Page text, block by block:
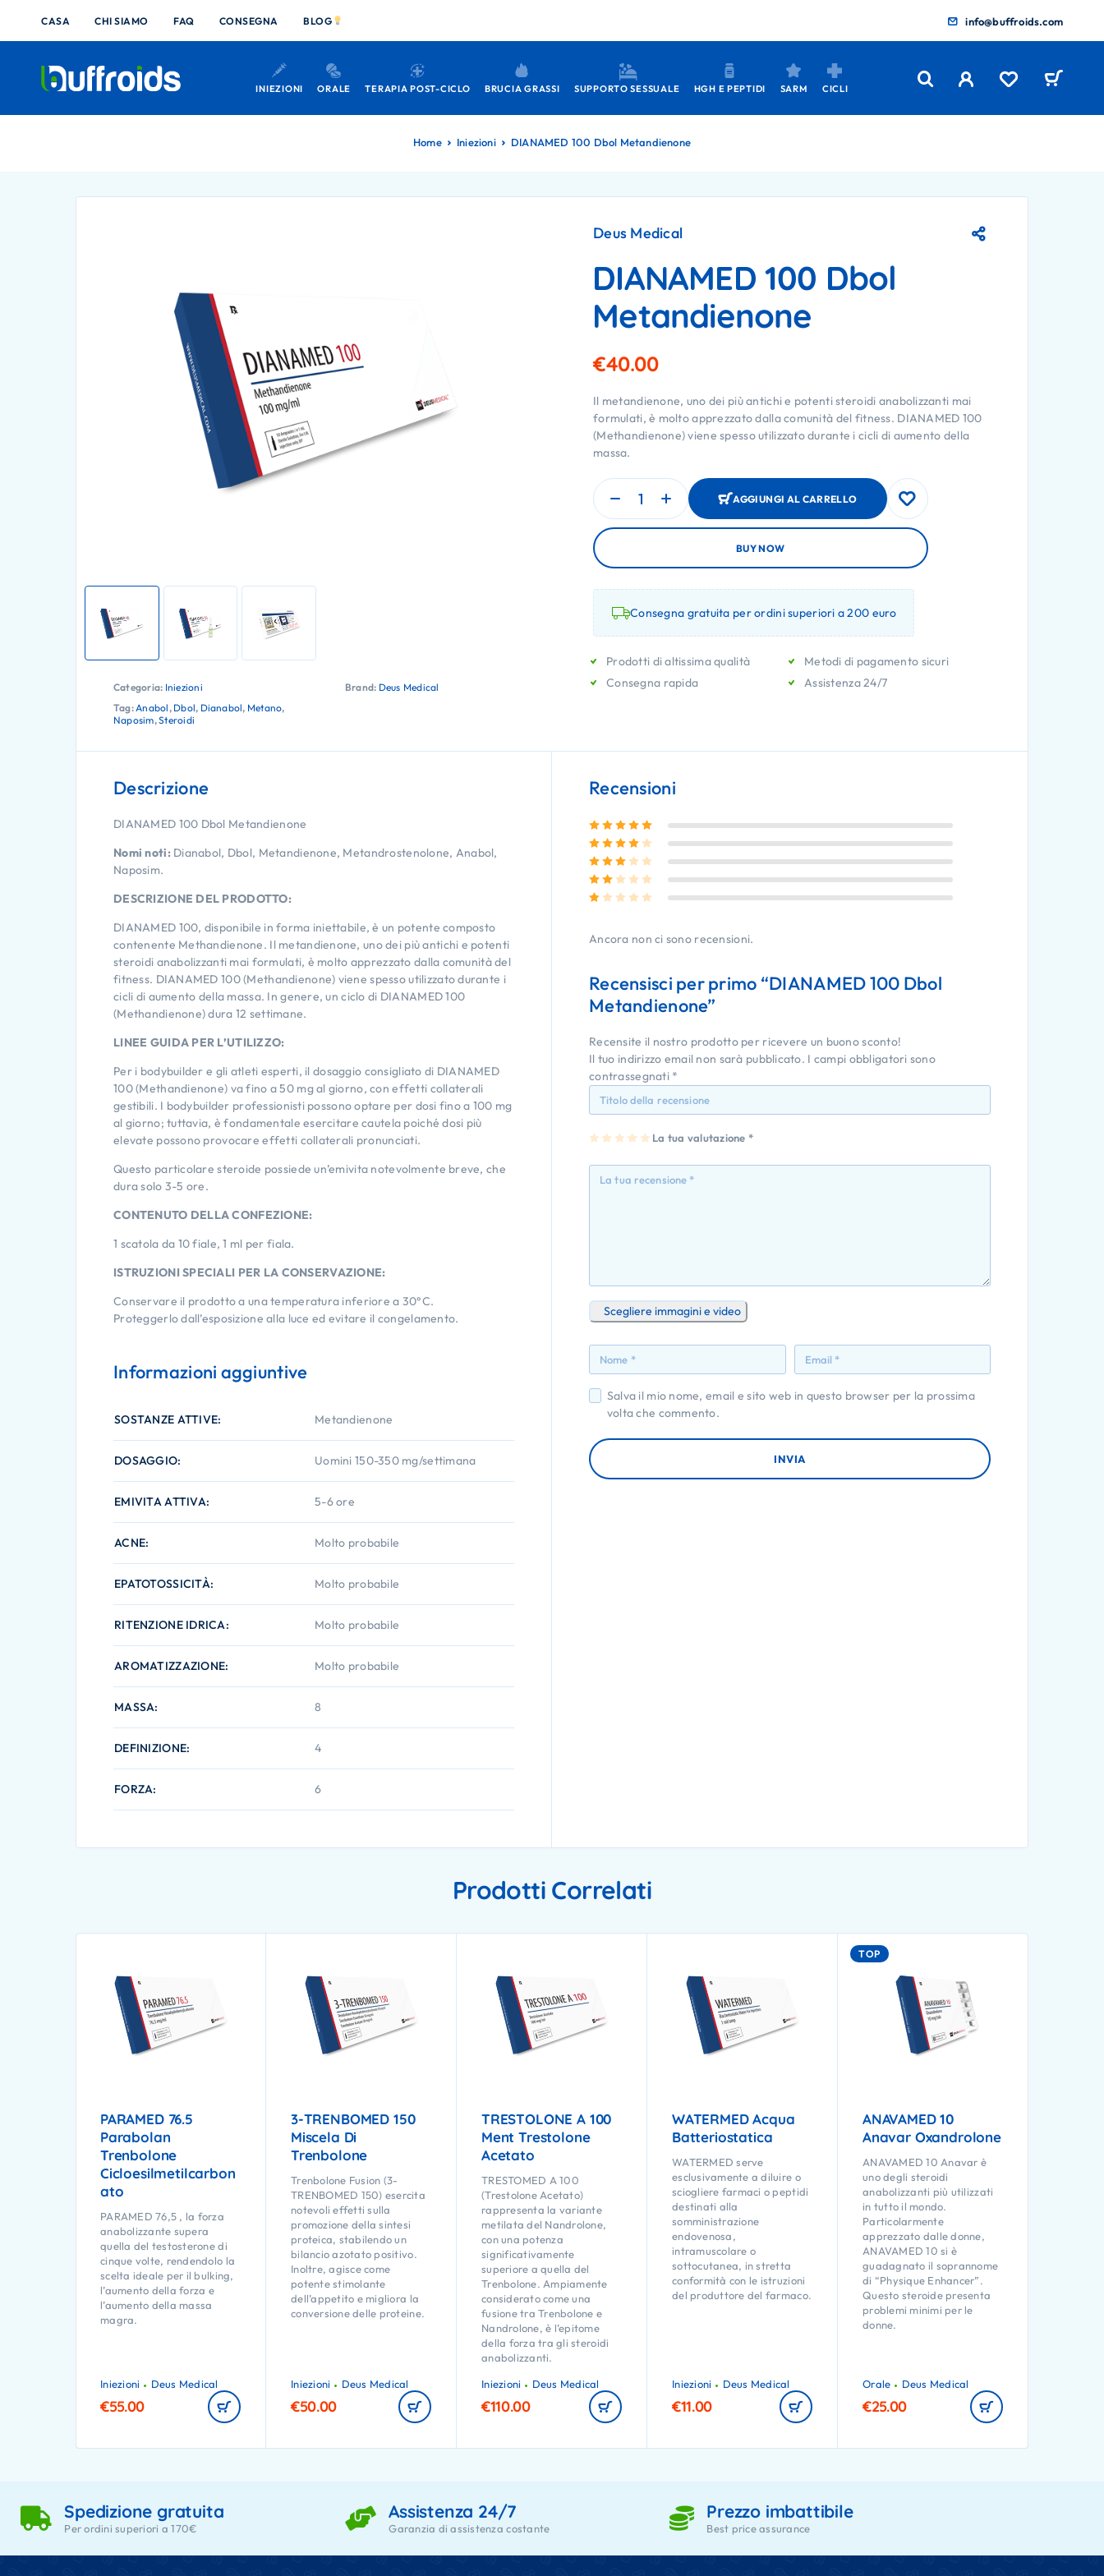
CASA CHI SIAMO FAQ CONSEGNA BLOG info@buffroids.com
INIEZIONI ORALE TERAPIA POST-CICLO BRUCIA GRASSI SUPPORTO SESSUALE HGH E PEPTIDI SARM CICLI
Home Iniezioni DIANAMED 100 Dbol Metandienone
Categoria: Iniezioni
Tag: Anabol , Dbol, Dianabol, Metano,
Naposim,Steroidi
Brand: Deus Medical
Deus Medical
DIANAMED 100 Dbol
Metandienone
€40.00
Il metandienone, uno dei più antichi e potenti steroidi anabolizzanti mai
formulati, è molto apprezzato dalla comunità del fitness. DIANAMED 100
(Methandienone) viene spesso utilizzato durante i cicli di aumento della
massa.
AGGIUNGI AL CARRELLO
BUY NOW
Consegna gratuita per ordini superiori a 200 euro
Prodotti di altissima qualità
Consegna rapida
Metodi di pagamento sicuri
Assistenza 24/7
Descrizione
DIANAMED 100 Dbol Metandienone
Nomi noti:Dianabol, Dbol, Metandienone, Metandrostenolone, Anabol,
Naposim.
DESCRIZIONE DEL PRODOTTO:
DIANAMED 100, disponibile in forma iniettabile, è un potente composto
contenente Methandienone. Il metandienone, uno dei più antichi e potenti
steroidi anabolizzanti mai formulati, è molto apprezzato dalla comunità del
fitness. DIANAMED 100 (Methandienone) viene spesso utilizzato durante i
cicli di aumento della massa. In genere, un ciclo di DIANAMED 100
(Methandienone) dura 12 settimane.
LINEE GUIDA PER L’UTILIZZO:
Per i bodybuilder e gli atleti esperti, il dosaggio consigliato di DIANAMED
100 (Methandienone) va fino a 50 mg al giorno, con effetti collaterali
gestibili. I bodybuilder professionisti possono optare per dosi fino a 100 mg
al giorno; tuttavia, è fondamentale esercitare cautela poiché dosi più
elevate possono provocare effetti collaterali pronunciati.
Questo particolare steroide possiede un’emivita notevolmente breve, che
dura solo 3-5 ore.
CONTENUTO DELLA CONFEZIONE:
1 scatola da 10 fiale, 1 ml per fiala.
ISTRUZIONI SPECIALI PER LA CONSERVAZIONE:
Conservare il prodotto a una temperatura inferiore a 30°C.
Proteggerlo dall’esposizione alla luce ed evitare il congelamento.
Informazioni aggiuntive
SOSTANZE ATTIVE Metandienone
DOSAGGIO Uomini 150-350 mg/settimana
EMIVITA ATTIVA 5-6 ore
ACNE Molto probabile
EPATOTOSSICITÀ Molto probabile
RITENZIONE IDRICA Molto probabile
AROMATIZZAZIONE Molto probabile
MASSA 8
DEFINIZIONE 4
FORZA 6
Recensioni
Valutato5su 5
Valutato4su 5
Valutato3su 5
Valutato
2su 5
Valutato1 su 5
Ancora non ci sono recensioni.
Recensisci per primo “DIANAMED 100 Dbol
Metandienone”
Recensite il nostro prodotto per ricevere un buono sconto!
Il tuo indirizzo email non sarà pubblicato. I campi obbligatori sono
contrassegnati *
La tua valutazione *
1
a
2
e
su
5
3
e
su
5
4
e
su
5
5
e
su
5
Scegliere immagini e video
Salva il mio nome, email e sito web in questo browser per la prossima
volta che commento.
Prodotti Correlati
PARAMED 76.5
Parabolan
Trenbolone
Cicloesilmetilcarbon
Ato
PARAMED 76,5 , la forza
anabolizzante supera
quella del testosterone di
cinque volte, rendendolo la
scelta ideale per il bulking,
l’aumento della forza e
l’aumento della massa
magra.
Iniezioni Deus Medical
€55.00
3-TRENBOMED 150
Miscela Di
Trenbolone
Trenbolone Fusion (3-
TRENBOMED 150) esercita
notevoli effetti sulla
promozione della sintesi
proteica, stabilendo un
bilancio azotato positivo.
Inoltre, agisce come
potente stimolante
dell’appetito e migliora la
conversione delle proteine.
Iniezioni Deus Medical
€50.00
TRESTOLONE A 100
Ment Trestolone
Acetato
TRESTOMED A 100
(Trestolone Acetato)
rappresenta la variante
metilata del Nandrolone,
con una potenza
significativamente
superiore a quella del
Trenbolone. Ampiamente
considerato come una
fusione tra Trenbolone e
Nandrolone, è l’epitome
della forza tra gli steroidi
anabolizzanti.
Iniezioni
Deus Medical
€110.00
WATERMED Acqua
Batteriostatica
WATERMED serve
esclusivamente a diluire o
sciogliere farmaci o peptidi
destinati alla
somministrazione
endovenosa,
intramuscolare o
sottocutanea, in stretta
conformità con le istruzioni
del produttore del farmaco.
Iniezioni Deus Medical
€11.00
TOP
ANAVAMED 10
Anavar Oxandrolone
ANAVAMED 10 Anavar è
uno degli steroidi
anabolizzanti più utilizzati
in tutto il mondo.
Particolarmente
apprezzato dalle donne,
ANAVAMED 10 si è
guadagnato il soprannome
di “Physique Enhancer”.
Questo steroide presenta
problemi minimi per le
donne.
Orale Deus Medical
€25.00
Spedizione gratuita
Per ordini superiori a 170€
Assistenza 24/7
Garanzia di assistenza costante
Prezzo imbattibile
Best price assurance